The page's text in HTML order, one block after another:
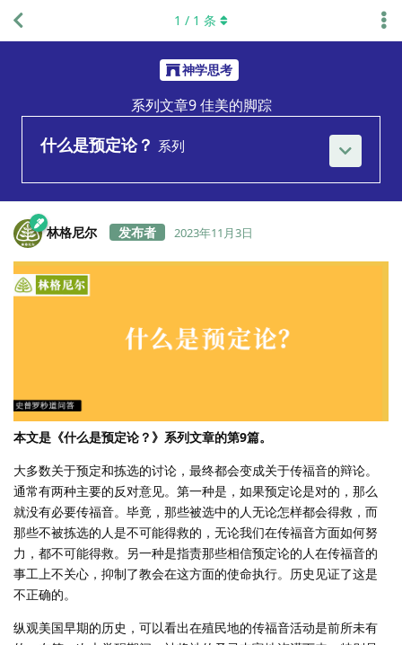
神学思考
系列文章9 佳美的脚踪
什么是预定论？ 系列
1 / 1 条
林格尼尔 2023年11月3日
本文是《什么是预定论？》系列文章的第9篇。
大多数关于预定和拣选的讨论，最终都会变成关于传福音的辩论。
通常有两种主要的反对意见。第一种是，如果预定论是对的，那么
就没有必要传福音。毕竟，那些被选中的人无论怎样都会得救，而
那些不被拣选的人是不可能得救的，无论我们在传福音方面如何努
力，都不可能得救。另一种是指责那些相信预定论的人在传福音的
事工上不关心，抑制了教会在这方面的使命执行。历史见证了这是
不正确的。
纵观美国早期的历史，可以看出在殖民地的传福音活动是前所未有